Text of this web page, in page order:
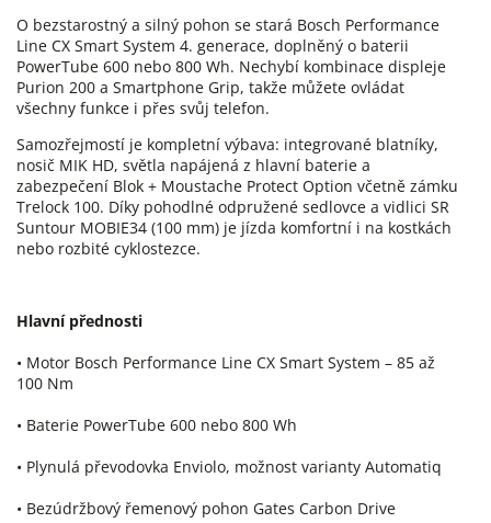
O bezstarostný a silný pohon se stará Bosch Performance
Line CX Smart System 4. generace, doplněný o baterii
PowerTube 600 nebo 800 Wh. Nechybí kombinace displeje
Purion 200 a Smartphone Grip, takže můžete ovládat
všechny funkce i přes svůj telefon.
Samozřejmostí je kompletní výbava: integrované blatníky,
nosič MIK HD, světla napájená z hlavní baterie a
zabezpečení Blok + Moustache Protect Option včetně zámku
Trelock 100. Díky pohodlné odpružené sedlovce a vidlici SR
Suntour MOBIE34 (100 mm) je jízda komfortní i na kostkách
nebo rozbité cyklostezce.
Hlavní přednosti
• Motor Bosch Performance Line CX Smart System – 85 až
100 Nm
• Baterie PowerTube 600 nebo 800 Wh
• Plynulá převodovka Enviolo, možnost varianty Automatiq
• Bezúdržbový řemenový pohon Gates Carbon Drive